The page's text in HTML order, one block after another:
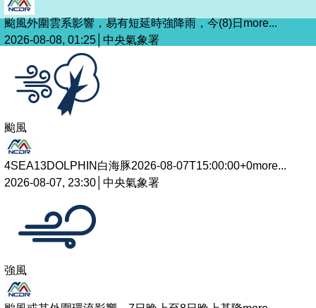
颱風外圍雲系影響，易有短延時強降雨，今(8)日 more...
2026-08-08, 01:25│中央氣象署
颱風
4SEA13DOLPHIN白海豚2026-08-07T15:00:00+0more...
2026-08-07, 23:30│中央氣象署
強風